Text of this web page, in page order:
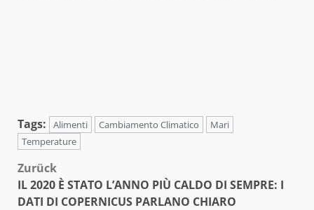
Tags: Alimenti Cambiamento Climatico
Mari
Temperature
Beitragsnavigation
Zurück
IL 2020 È STATO L’ANNO PIÙ CALDO DI SEMPRE: I
DATI DI COPERNICUS PARLANO CHIARO